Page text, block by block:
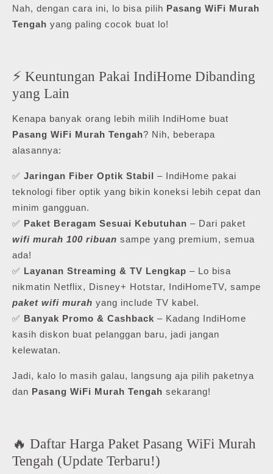
Nah, dengan cara ini, lo bisa pilih Pasang WiFi Murah
Tengah yang paling cocok buat lo!
⚡ Keuntungan Pakai IndiHome Dibanding
yang Lain
Kenapa banyak orang lebih milih IndiHome buat
Pasang WiFi Murah Tengah? Nih, beberapa
alasannya:
✅ Jaringan Fiber Optik Stabil – IndiHome pakai
teknologi fiber optik yang bikin koneksi lebih cepat dan
minim gangguan.
✅ Paket Beragam Sesuai Kebutuhan – Dari paket
wifi murah 100 ribuan sampe yang premium, semua
ada!
✅ Layanan Streaming & TV Lengkap – Lo bisa
nikmatin Netflix, Disney+ Hotstar, IndiHomeTV, sampe
paket wifi murah yang include TV kabel.
✅ Banyak Promo & Cashback – Kadang IndiHome
kasih diskon buat pelanggan baru, jadi jangan
kelewatan.
Jadi, kalo lo masih galau, langsung aja pilih paketnya
dan Pasang WiFi Murah Tengah sekarang!
🔥 Daftar Harga Paket Pasang WiFi Murah
Tengah (Update Terbaru!)